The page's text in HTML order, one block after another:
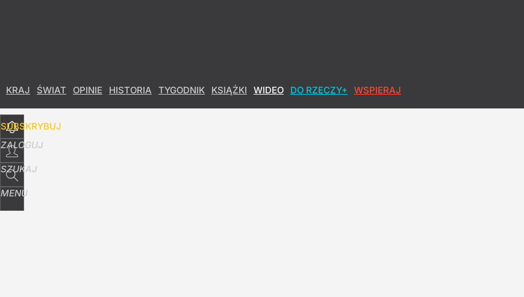
KRAJ ŚWIAT OPINIE HISTORIA TYGODNIK KSIĄŻKI WIDEO DO RZECZY+ WSPIERAJ
SUBSKRYBUJ
ZALOGUJ
SZUKAJ
MENU